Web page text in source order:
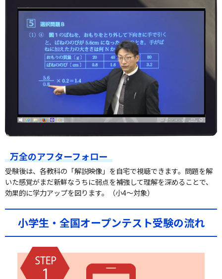
万全のアフターフォロー
受験後は、各教科の「解説映像」を自宅で視聴できます。問題を解
いた感覚がまだ新鮮なうちに弱点を補強して理解を深めることで、
効果的に学力アップを図ります。（小4～対象）
小学生・全国オープンテスト受験の流れ